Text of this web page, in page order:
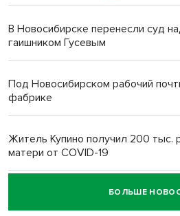
В Новосибирске перенесли суд
гаишником Гусевым
Под Новосибирском рабочий
фабрике
Житель Купино получил 200 тыс.
матери от COVID-19
Новосибирский суд наказал
пенсионерки на вокзале
БОЛЬШЕ